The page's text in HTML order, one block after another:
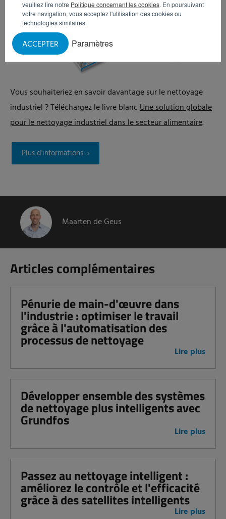
veuillez lire notre Politique concernant les cookies. En poursuivant
votre navigation, vous acceptez l'utilisation des cookies ou
technologies similaires.
Paramètres
ACCEPTER
Vous souhaiteriez en savoir davantage sur le nettoyage
industriel ? Téléchargez le livre blancUne solution globale
pour le nettoyage industriel dans le secteur alimentaire.
Plus d'informations
Maarten de Geus
Articles complémentaires
Pénurie de main-d'œuvre dans
l'industrie : optimiser le travail
grâce à l'automatisation des
processus de nettoyage
Lire plus
Développer ensemble des systèmes
de nettoyage plus intelligents avec
Grundfos
Lire plus
Passez au nettoyage intelligent :
améliorez le contrôle et l'efficacité
grâce à des satellites intelligents
Lire plus